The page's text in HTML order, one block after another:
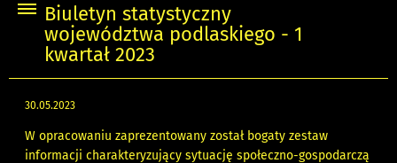
Biuletyn statystyczny
województwa podlaskiego - 1
kwartał 2023
30.05.2023
W opracowaniu zaprezentowany został bogaty zestaw
informacji charakteryzujący sytuację społeczno-gospodarczą